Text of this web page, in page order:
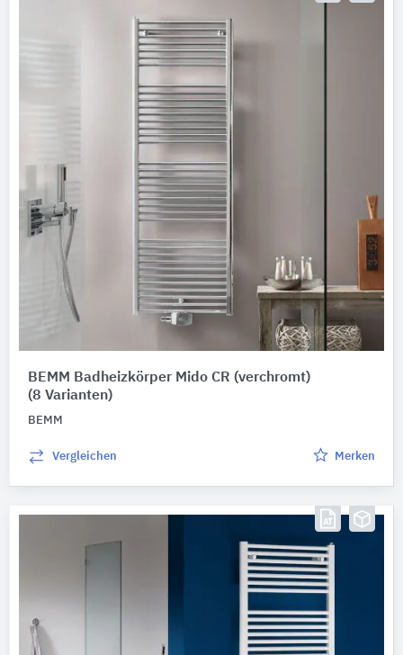
BEMM Badheizkörper Mido CR (verchromt)
(8 Varianten)
BEMM
Vergleichen Merken